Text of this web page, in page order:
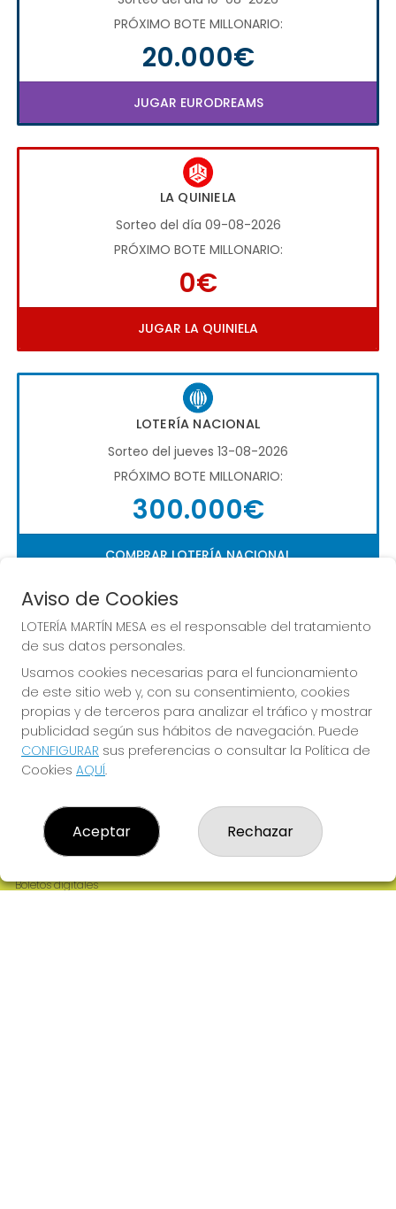
PRÓXIMO BOTE MILLONARIO:
20.000€
JUGAR EURODREAMS
LA QUINIELA
Sorteo del día 09-08-2026
PRÓXIMO BOTE MILLONARIO:
0€
JUGAR LA QUINIELA
LOTERÍA NACIONAL
Sorteo del jueves 13-08-2026
PRÓXIMO BOTE MILLONARIO:
300.000€
COMPRAR LOTERÍA NACIONAL
Imagen anterior
LOTERÍA MARTÍN MESA
Resultados
Contacto
Empresas
Boletos digitales
Aviso de Cookies
LOTERÍA MARTÍN MESA es el responsable del tratamiento
de sus datos personales.
Usamos cookies necesarias para el funcionamiento
de este sitio web y, con su consentimiento, cookies
propias y de terceros para analizar el tráfico y mostrar
publicidad según sus hábitos de navegación. Puede
CONFIGURAR sus preferencias o consultar la Política de
Cookies AQUÍ.
Aceptar Rechazar